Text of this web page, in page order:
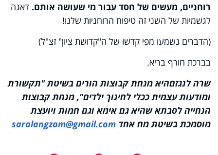
רוחניים, מעשים של חסד עבור מי שעושה אותם. דאגה
לגשמיות של השני זה טיפוח הרוחניות שלנו!
(הדברים נשמעו מפי קדשו של ה"קדושת ציון" זצ"ל)
בברכת חורף בריא.
שרה לנגזםהיא מנחת קבוצות הורים בשיטת "תקשורת
ומודעות עצמית ככלי לחינוך ילדים", מנחת קבוצות
הנחייה לסבתא שהיא גם אימא וגם חמות ויועצת
מוסמכת בשיטת מח אחד saralangzam@gmail.com